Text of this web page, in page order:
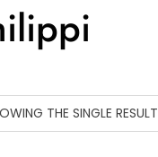
THE SINGLE RESULT